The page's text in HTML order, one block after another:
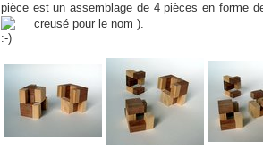
pièce est un assemblage de 4 pièces en forme
creusé pour le nom ).